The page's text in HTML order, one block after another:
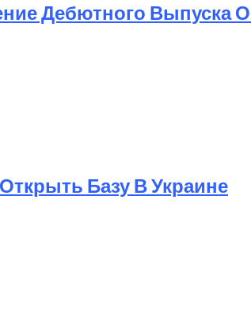
Дебютного Выпуска
Базу В Украине